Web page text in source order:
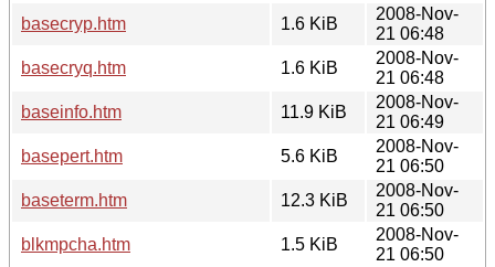
basecryp.htm
1.6 KiB
2008-Nov-
21 06:48
basecryq.htm
1.6 KiB
2008-Nov-
21 06:48
baseinfo.htm
11.9 KiB
2008-Nov-
21 06:49
basepert.htm
5.6 KiB
2008-Nov-
21 06:50
baseterm.htm
12.3 KiB
2008-Nov-
21 06:50
blkmpcha.htm
1.5 KiB
2008-Nov-
21 06:50